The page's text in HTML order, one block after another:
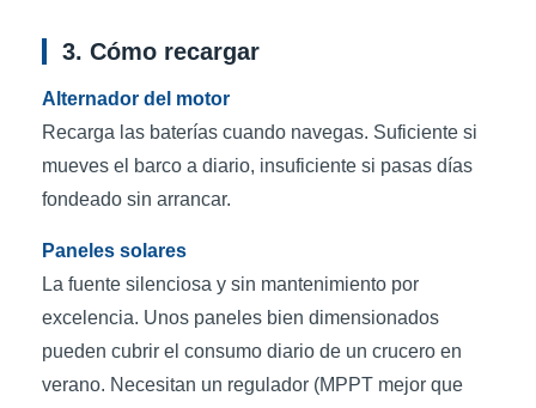
3. Cómo recargar
Alternador del motor
Recarga las baterías cuando navegas. Suficiente si
mueves el barco a diario, insuficiente si pasas días
fondeado sin arrancar.
Paneles solares
La fuente silenciosa y sin mantenimiento por
excelencia. Unos paneles bien dimensionados
pueden cubrir el consumo diario de un crucero en
verano. Necesitan un regulador (MPPT mejor que